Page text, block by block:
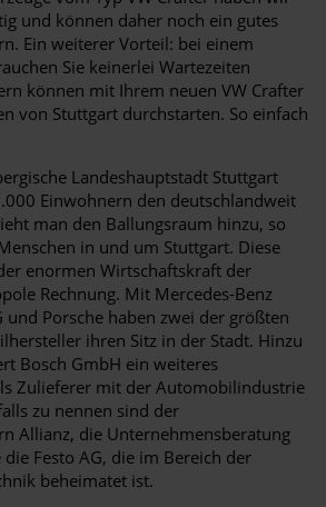
und können daher noch ein gutes
Ein weiterer Vorteil: bei einem
Sie keinerlei Wartezeiten
können mit Ihrem neuen VW Crafter
von Stuttgart durchstarten. So einfach
Landeshauptstadt Stuttgart
Einwohnern den deutschlandweit
man den Ballungsraum hinzu, so
in und um Stuttgart. Diese
enormen Wirtschaftskraft der
Rechnung. Mit Mercedes-Benz
und Porsche haben zwei der größten
ihren Sitz in der Stadt. Hinzu
Bosch GmbH ein weiteres
Zulieferer mit der Automobilindustrie
zu nennen sind der
Allianz, die Unternehmensberatung
Festo AG, die im Bereich der
beheimatet ist.